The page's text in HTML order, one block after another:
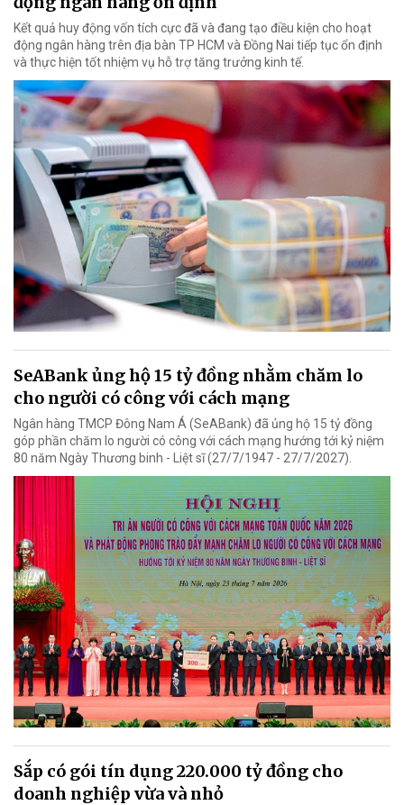
Kết quả huy động vốn tích cực đã và đang tạo điều kiện cho hoạt
động ngân hàng trên địa bàn TP HCM và Đồng Nai tiếp tục ổn định
và thực hiện tốt nhiệm vụ hỗ trợ tăng trưởng kinh tế.
SeABank ủng hộ 15 tỷ đồng nhằm chăm lo
cho người có công với cách mạng
Ngân hàng TMCP Đông Nam Á (SeABank) đã ủng hộ 15 tỷ đồng
góp phần chăm lo người có công với cách mạng hướng tới kỷ niệm
80 năm Ngày Thương binh - Liệt sĩ (27/7/1947 - 27/7/2027).
Sắp có gói tín dụng 220.000 tỷ đồng cho
doanh nghiệp vừa và nhỏ